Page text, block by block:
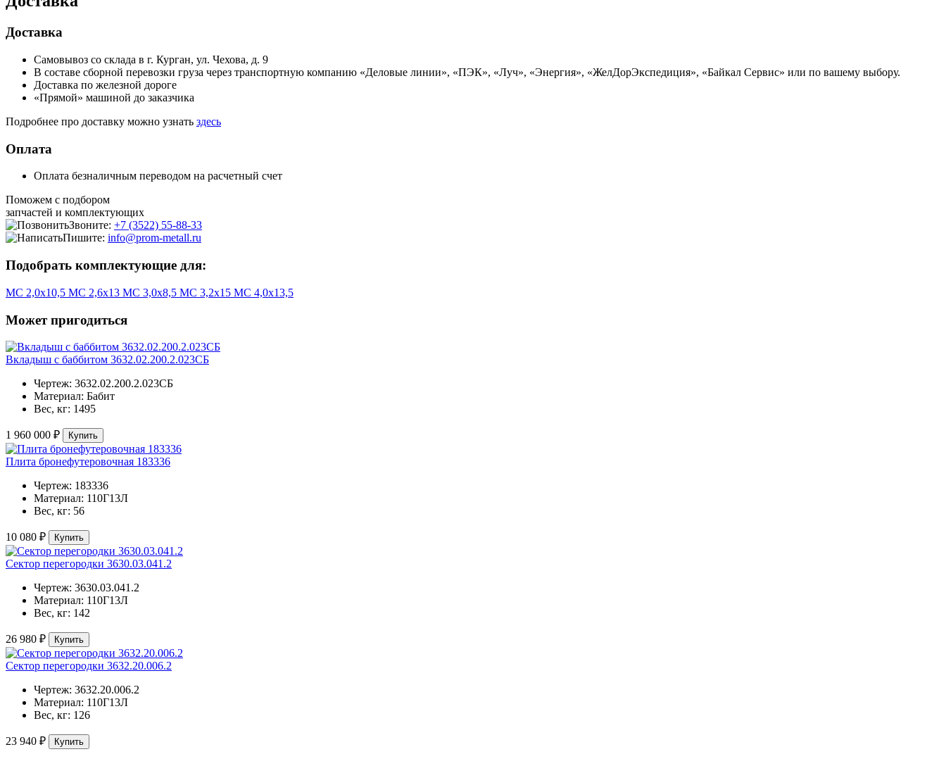
Доставка
Самовывоз со склада в г. Курган, ул. Чехова, д. 9
В составе сборной перевозки груза через транспортную компанию «Деловые линии», «ПЭК», «Луч», «Энергия», «ЖелДорЭкспедиция», «Байкал Сервис» или по вашему выбору.
Доставка по железной дороге
«Прямой» машиной до заказчика
Подробнее про доставку можно узнать здесь
Оплата
Оплата безналичным переводом на расчетный счет
Поможем с подбором
запчастей и комплектующих
Звоните: +7 (3522) 55-88-33
Пишите: info@prom-metall.ru
Подобрать комплектующие для:
МС 2,0х10,5 МС 2,6х13 МС 3,0х8,5 МС 3,2х15 МС 4,0х13,5
Может пригодиться
Вкладыш с баббитом 3632.02.200.2.023СБ
Чертеж: 3632.02.200.2.023СБ
Материал: Бабит
Вес, кг: 1495
1 960 000 ₽ Купить
Плита бронефутеровочная 183336
Чертеж: 183336
Материал: 110Г13Л
Вес, кг: 56
10 080 ₽ Купить
Сектор перегородки 3630.03.041.2
Чертеж: 3630.03.041.2
Материал: 110Г13Л
Вес, кг: 142
26 980 ₽ Купить
Сектор перегородки 3632.20.006.2
Чертеж: 3632.20.006.2
Материал: 110Г13Л
Вес, кг: 126
23 940 ₽ Купить